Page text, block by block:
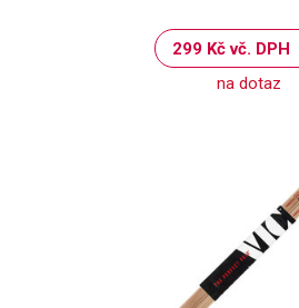
299 Kč vč. DPH
na dotaz